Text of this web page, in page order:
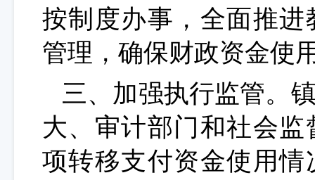
按制度办事，全面推
管理，确保财政资金使
三、加强执行监管。
大、审计部门和社会
项转移支付资金使用